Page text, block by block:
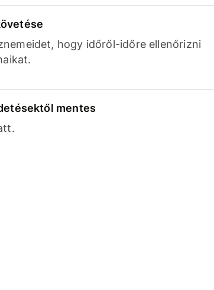
hogy időről-időre ellenőrizni
mentes